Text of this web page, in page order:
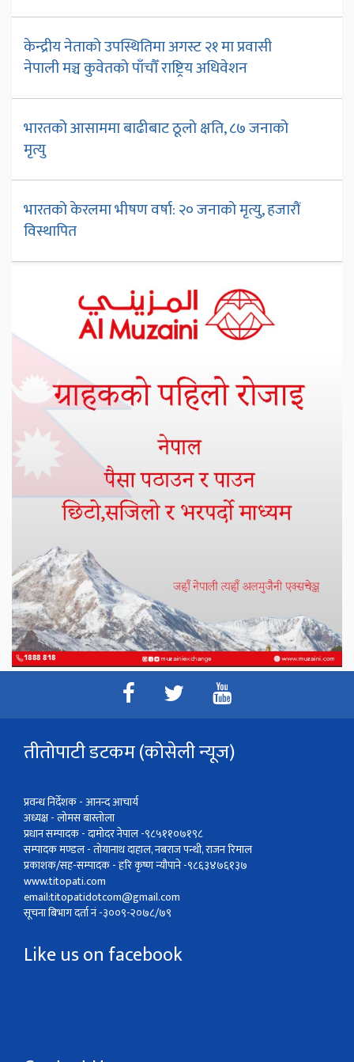
केन्द्रीय नेताको उपस्थितिमा अगस्ट २१ मा प्रवासी
नेपाली मञ्च कुवेतको पाँचौँ राष्ट्रिय अधिवेशन
भारतको आसाममा बाढीबाट ठूलो क्षति, ८७ जनाको
मृत्यु
भारतको केरलमा भीषण वर्षा: २० जनाको मृत्यु, हजारौं
विस्थापित
तीतोपाटी डटकम (कोसेली न्यूज)
प्रवन्ध निर्देशक - आनन्द आचार्य
अध्यक्ष - लोमस बास्तोला
प्रधान सम्पादक - दामोदर नेपाल -९८५११०७१९८
सम्पादक मण्डल - तोयानाथ दाहाल, नबराज पन्थी, राजन रिमाल
प्रकाशक/सह-सम्पादक - हरि कृष्ण न्यौपाने -९८६३४७६१३७
www.titopati.com
email:titopatidotcom@gmail.com
सूचना बिभाग दर्ता नं -३००९-२०७८/७९
Like us on facebook